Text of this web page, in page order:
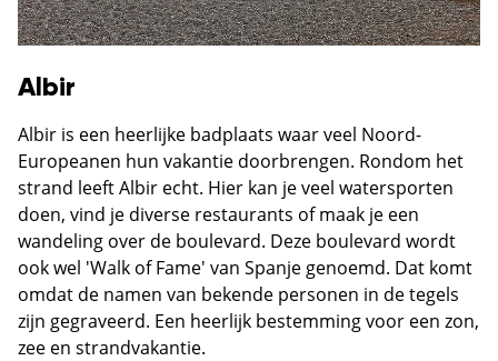
Albir
Albir is een heerlijke badplaats waar veel Noord-
Europeanen hun vakantie doorbrengen. Rondom het
strand leeft Albir echt. Hier kan je veel watersporten
doen, vind je diverse restaurants of maak je een
wandeling over de boulevard. Deze boulevard wordt
ook wel 'Walk of Fame' van Spanje genoemd. Dat komt
omdat de namen van bekende personen in de tegels
zijn gegraveerd. Een heerlijk bestemming voor een zon,
zee en strandvakantie.